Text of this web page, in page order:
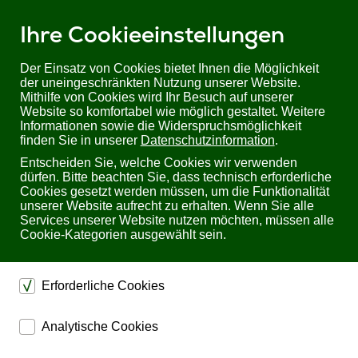
Ihre Cookieeinstellungen
Der Einsatz von Cookies bietet Ihnen die Möglichkeit
der uneingeschränkten Nutzung unserer Website.
Mithilfe von Cookies wird Ihr Besuch auf unserer
Website so komfortabel wie möglich gestaltet. Weitere
Informationen sowie die Widerspruchsmöglichkeit
finden Sie in unserer Datenschutzinformation.
Entscheiden Sie, welche Cookies wir verwenden
dürfen. Bitte beachten Sie, dass technisch erforderliche
Cookies gesetzt werden müssen, um die Funktionalität
unserer Website aufrecht zu erhalten. Wenn Sie alle
Services unserer Website nutzen möchten, müssen alle
Cookie-Kategorien ausgewählt sein.
Erforderliche Cookies
dienen dem technischen einwandfreien Betrieb unserer
Website.
Analytische Cookies
Sie befinden sich hier:Startseite Produkte KVM
Professionelle Keyboard-Video-
Mouse (KVM) Systeme
Unverbindlich Informationen
anfordern
Füllen Sie bitte dieses Formular aus, wenn Sie weitere
benachrichtigt.
Bitte füllen Siealle Pflichtfelder